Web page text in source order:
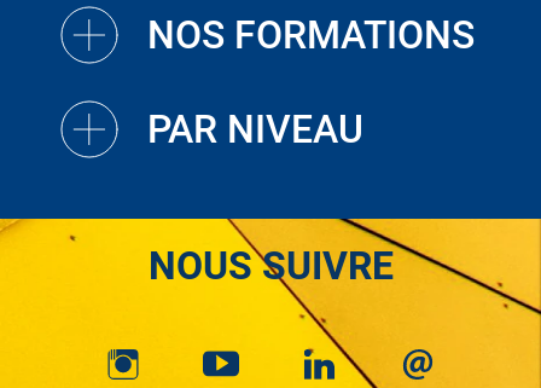
NOS FORMATIONS
PAR NIVEAU
NOUS SUIVRE